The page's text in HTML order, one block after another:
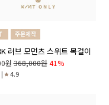
러브 모먼츠 스위트 목걸이
원 368,000원 41%
4.9